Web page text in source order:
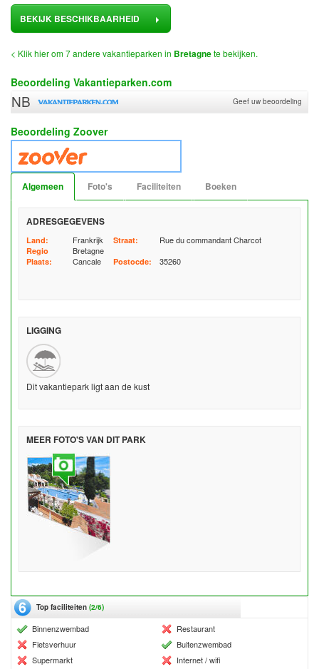
BEKIJK BESCHIKBAARHEID
< Klik hier om 7 andere vakantieparken in Bretagnete bekijken.
Beoordeling Vakantieparken.com
NB Geef uw beoordeling
Beoordeling Zoover
Algemeen Foto's Faciliteiten Boeken
ADRESGEGEVENS
Land: Frankrijk Straat: Rue du commandant Charcot
Regio Bretagne
Plaats: Cancale Postocde: 35260
LIGGING
Dit vakantiepark ligt aan de kust
MEER FOTO'S VAN DIT PARK
Top faciliteiten (2/6)
Binnenzwembad
Restaurant
Fietsverhuur
Buitenzwembad
Supermarkt
Internet / wifi